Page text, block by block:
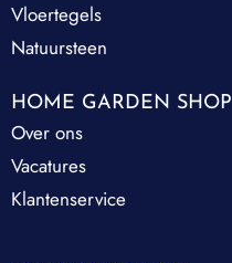
Vloertegels
Natuursteen
HOME GARDEN SHOP
Over ons
Vacatures
Klantenservice